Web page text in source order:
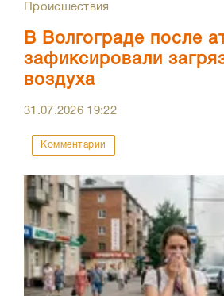
Происшествия
В Волгограде после
зафиксировали
воздуха
31.07.2026 19:22
Комментарии